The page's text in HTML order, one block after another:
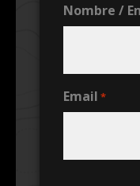
Nombre /
Email *